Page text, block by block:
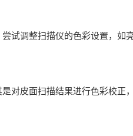
试调整扫描仪的色彩设置，如
对皮面扫描结果进行色彩校正